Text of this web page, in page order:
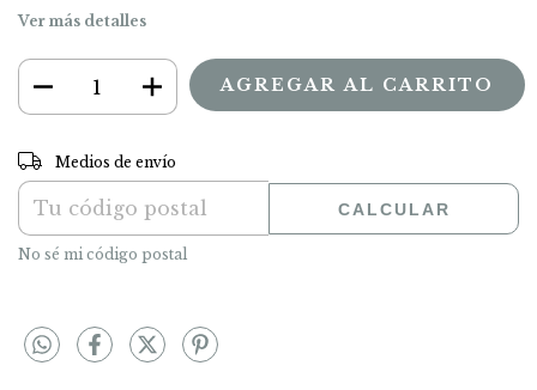
Ver más detalles
Entregas para el CP:
Medios de envío
CALCULAR
No sé mi código postal